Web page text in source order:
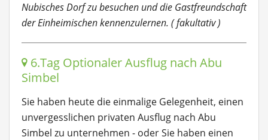
Nubisches Dorf zu besuchen und die Gastfreundschaft
der Einheimischen kennenzulernen. ( fakultativ )
6.Tag Optionaler Ausflug nach Abu
Simbel
Sie haben heute die einmalige Gelegenheit, einen
unvergesslichen privaten Ausflug nach Abu
Simbel zu unternehmen - oder Sie haben einen